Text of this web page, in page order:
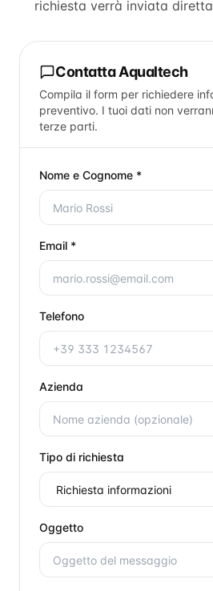
richiesta verrà inviata
ContattaAqualtech
Compila il form per richiedere
preventivo. I tuoi dati non
terze parti.
Nome e Cognome *
Email *
Telefono
Azienda
Tipo di richiesta
Oggetto